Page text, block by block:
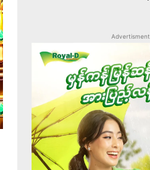
Advertisment